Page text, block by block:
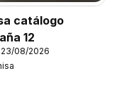
catálogo
12
08/2026